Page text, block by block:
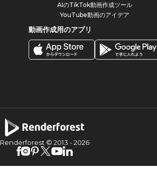
AIのTikTok動画作成ツール
YouTube動画のアイデア
動画作成用のアプリ
Renderforest © 2013 -2026